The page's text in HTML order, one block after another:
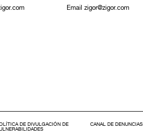
Email zigor@zigor.com
DE DIVULGACIÓN DE
CANAL DE DENUNCIAS